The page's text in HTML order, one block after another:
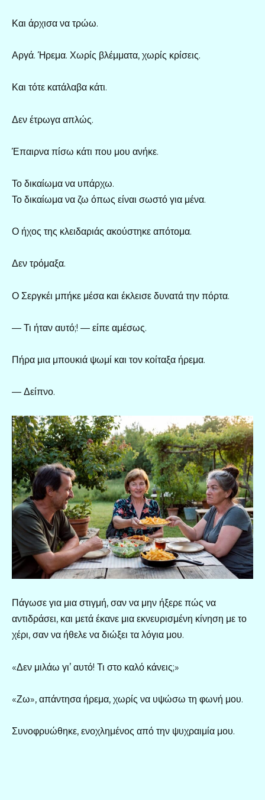
Και άρχισα να τρώω.
Αργά. Ήρεμα. Χωρίς βλέμματα, χωρίς κρίσεις.
Και τότε κατάλαβα κάτι.
Δεν έτρωγα απλώς.
Έπαιρνα πίσω κάτι που μου ανήκε.
Το δικαίωμα να υπάρχω.
Το δικαίωμα να ζω όπως είναι σωστό για μένα.
Ο ήχος της κλειδαριάς ακούστηκε απότομα.
Δεν τρόμαξα.
Ο Σεργκέι μπήκε μέσα και έκλεισε δυνατά την πόρτα.
— Τι ήταν αυτό;! — είπε αμέσως.
Πήρα μια μπουκιά ψωμί και τον κοίταξα ήρεμα.
— Δείπνο.
Πάγωσε για μια στιγμή, σαν να μην ήξερε πώς να
αντιδράσει, και μετά έκανε μια εκνευρισμένη κίνηση με το
χέρι, σαν να ήθελε να διώξει τα λόγια μου.
«Δεν μιλάω γι’ αυτό! Τι στο καλό κάνεις;»
«Ζω», απάντησα ήρεμα, χωρίς να υψώσω τη φωνή μου.
Συνοφρυώθηκε, ενοχλημένος από την ψυχραιμία μου.